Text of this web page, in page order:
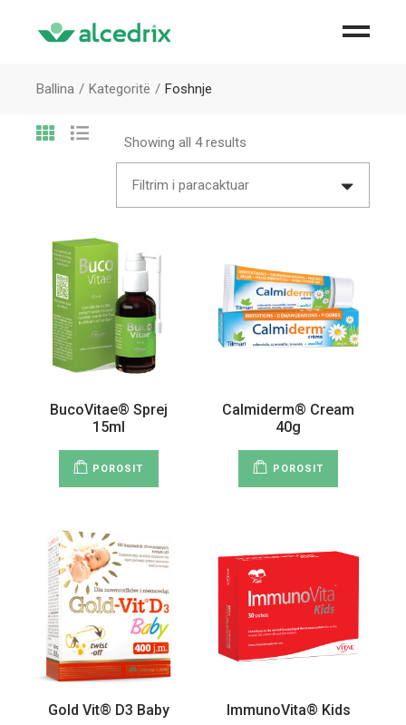
Ballina Kategoritë Foshnje
Showing all 4 results
Filtrim i paracaktuar
BucoVitae® Sprej
15ml
POROSIT
Calmiderm® Cream
40g
POROSIT
Gold Vit® D3 Baby ImmunoVita® Kids